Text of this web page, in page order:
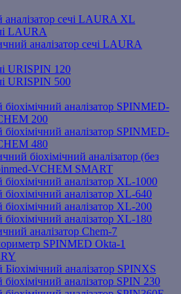
сечі LAURA XL
LAURA
аналізатор сечі LAURA
URISPIN 120
URISPIN 500
аналізатор SPINMED-
200
аналізатор SPINMED-
480
біохімічний аналізатор (без
VCHEM SMART
аналізатор XL-1000
аналізатор XL-640
аналізатор XL-200
аналізатор XL-180
аналізатор Chem-7
SPINMED Okta-1
аналізатор SPINXS
аналізатор SPIN 230